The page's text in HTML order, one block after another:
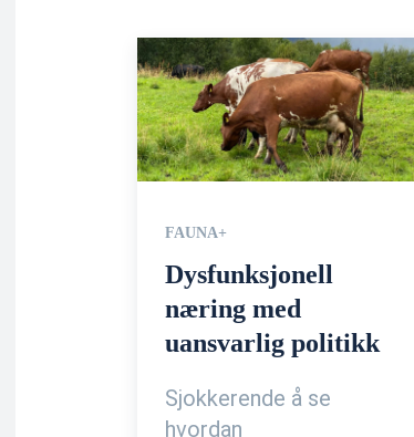
FAUNA+
Dysfunksjonell
næring med
uansvarlig politikk
Sjokkerende å se
hvordan